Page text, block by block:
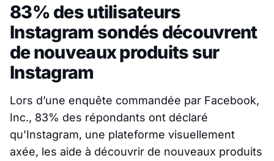
83% des utilisateurs
Instagram sondés découvrent
de nouveaux produits sur
Instagram
Lors d’une enquête commandée par Facebook,
Inc., 83% des répondants ont déclaré
qu’Instagram, une plateforme visuellement
axée, les aide à découvrir de nouveaux produits